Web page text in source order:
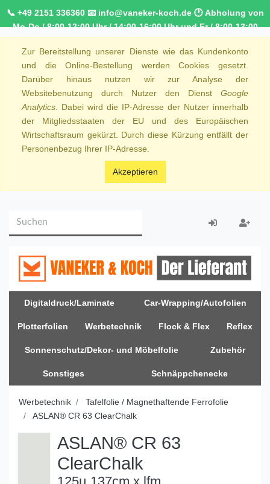
📞 +49 2151 336360 📧 info@vaneker-koch.de 🕐 Abholung von
Mo-Do / 8:00-12:00 Uhr / 14:00-16:00 Uhr und Fr / 8:00-13:00
NRW 🚛 Kostenfreie Lieferung ab 250€ Bestellwert
Zur Bereitstellung unserer Dienste wie das Kundenkonto
und die Online-Bestellung werden Cookies gesetzt.
Darüber hinaus nutzen wir zur Analyse der
Websitebenutzung durch Nutzer den Dienst Google
Analytics . Dabei wird die IP-Adresse der Nutzer innerhalb
der Mitgliedsstaaten der EU und des Europäischen
Wirtschaftsraum gekürzt. Durch diese Kürzung entfällt der
Personenbezug Ihrer IP-Adresse.
Akzeptieren
Digitaldruck/Laminate Car-Wrapping/Autofolien
Plotterfolien Werbetechnik Flock & Flex Reflex
Sonnenschutz/Dekor- und Möbelfolie Zubehör
Sonstiges Schnäppchenecke
Werbetechnik
Tafelfolie / Magnethaftende Ferrofolie
ASLAN® CR 63 ClearChalk
ASLAN® CR 63
ClearChalk